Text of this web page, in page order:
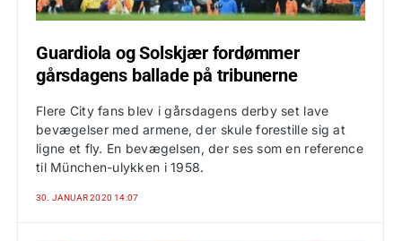
Guardiola og Solskjær fordømmer
gårsdagens ballade på tribunerne
Flere City fans blev i gårsdagens derby set lave
bevægelser med armene, der skule forestille sig at
ligne et fly. En bevægelsen, der ses som en reference
til München-ulykken i 1958.
30. JANUAR 2020 14:07